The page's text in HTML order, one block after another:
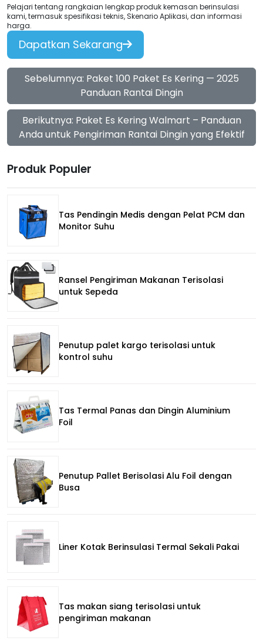
Pelajari tentang rangkaian lengkap produk kemasan berinsulasi
kami, termasuk spesifikasi teknis, Skenario Aplikasi, dan informasi
harga.
Dapatkan Sekarang
Sebelumnya: Paket 100 Paket Es Kering — 2025
Panduan Rantai Dingin
Berikutnya: Paket Es Kering Walmart – Panduan
Anda untuk Pengiriman Rantai Dingin yang Efektif
Produk Populer
Tas Pendingin Medis dengan Pelat PCM dan
Monitor Suhu
Ransel Pengiriman Makanan Terisolasi
untuk Sepeda
Penutup palet kargo terisolasi untuk
kontrol suhu
Tas Termal Panas dan Dingin Aluminium
Foil
Penutup Pallet Berisolasi Alu Foil dengan
Busa
Liner Kotak Berinsulasi Termal Sekali Pakai
Tas makan siang terisolasi untuk
pengiriman makanan